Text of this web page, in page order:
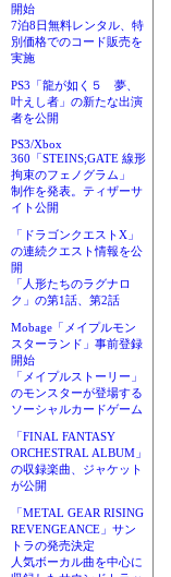
開始
7泊8日無料レンタル、特
別価格でのコード販売を
実施
PS3「龍が如く５ 夢、
叶えし者」の新たな出演
者を公開
PS3/Xbox
360「STEINS;GATE 線形
拘束のフェノグラム」
制作を発表。ティザーサ
イト公開
「ドラゴンクエストX」
の連続クエスト情報を公
開
「人形たちのラグナロ
ク」の第1話、第2話
Mobage「メイプルモン
スターランド」事前登録
開始
「メイプルストーリー」
のモンスターが登場する
ソーシャルカードゲーム
「FINAL FANTASY
ORCHESTRAL ALBUM」
の収録楽曲、ジャケット
が公開
「METAL GEAR RISING
REVENGEANCE」サン
トラの発売決定
人気ボーカル曲を中心に